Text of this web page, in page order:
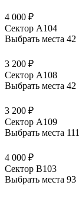
4 000 ₽
Сектор А104
Выбрать места 42
3 200 ₽
Сектор А108
Выбрать места 42
3 200 ₽
Сектор А109
Выбрать места 111
4 000 ₽
Сектор В103
Выбрать места 93